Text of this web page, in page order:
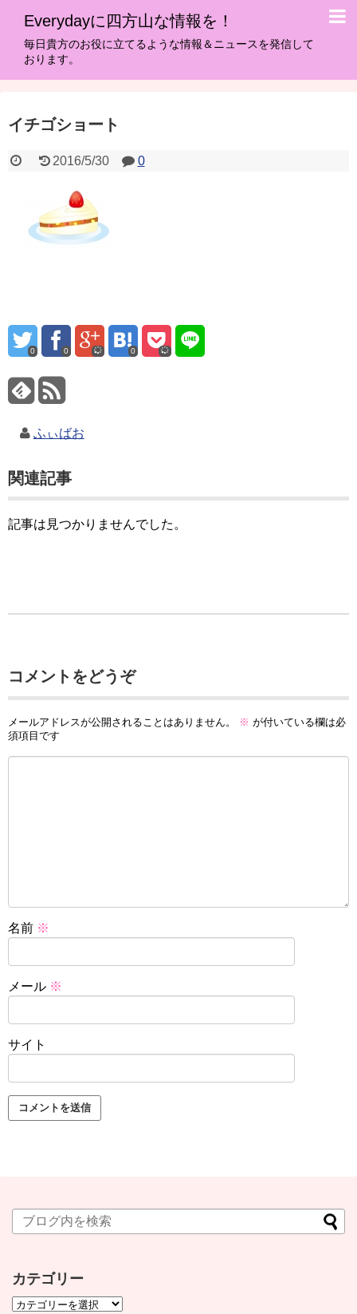
Everydayに四方山な情報を！
毎日貴方のお役に立てるような情報＆ニュースを発信して
おります。
イチゴショート
2016/5/30 0
0 0 0
ふぃばお
関連記事
記事は見つかりませんでした。
コメントをどうぞ
メールアドレスが公開されることはありません。 ※ が付いている欄は必
須項目です
名前 ※
メール ※
サイト
カテゴリー